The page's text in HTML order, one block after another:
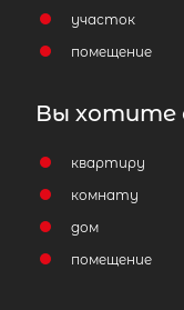
участок
помещение
Вы хотите
квартиру
комнату
дом
помещение